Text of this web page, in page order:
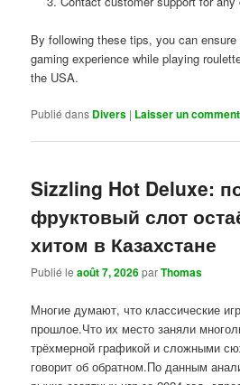
By following these tips, you can
gaming experience while playing
the USA.
Publié dans Divers | Laisser un
Sizzling Hot Deluxe:
фруктовый слот
хитом в Казахстане
Publié leaoût 7, 2026parThomas
Многие думают, что классические
прошлое.Что их место заняли
трёхмерной графикой и сложными
говорит об обратном.По данным